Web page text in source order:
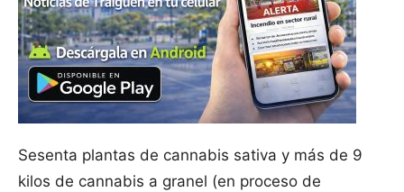
Sesenta plantas de cannabis sativa y más de 9
kilos de cannabis a granel (en proceso de